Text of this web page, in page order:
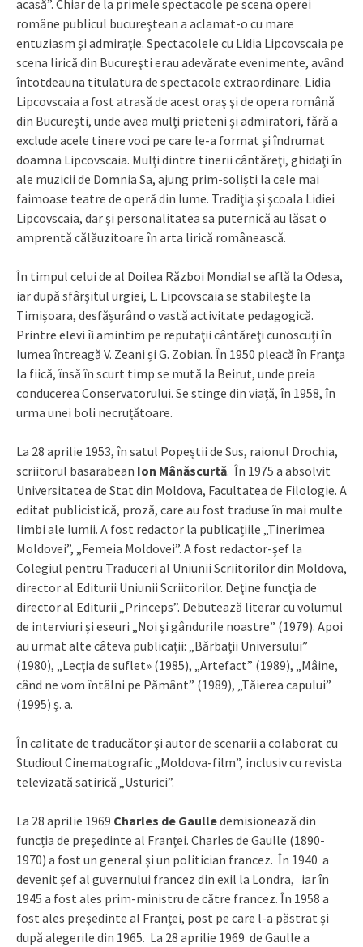
acasă”. Chiar de la primele spectacole pe scena operei
române publicul bucureştean a aclamat-o cu mare
entuziasm şi admiraţie. Spectacolele cu Lidia Lipcovscaia pe
scena lirică din Bucureşti erau adevărate evenimente, având
întotdeauna titulatura de spectacole extraordinare. Lidia
Lipcovscaia a fost atrasă de acest oraş şi de opera română
din Bucureşti, unde avea mulţi prieteni şi admiratori, fără a
exclude acele tinere voci pe care le-a format şi îndrumat
doamna Lipcovscaia. Mulţi dintre tinerii cântăreţi, ghidaţi în
ale muzicii de Domnia Sa, ajung prim-solişti la cele mai
faimoase teatre de operă din lume. Tradiţia şi şcoala Lidiei
Lipcovscaia, dar şi personalitatea sa puternică au lăsat o
amprentă călăuzitoare în arta lirică românească.
În timpul celui de al Doilea Război Mondial se află la Odesa,
iar după sfârșitul urgiei, L. Lipcovscaia se stabilește la
Timișoara, desfășurând o vastă activitate pedagogică.
Printre elevi îi amintim pe reputaţii cântăreţi cunoscuţi în
lumea întreagă V. Zeani și G. Zobian. În 1950 pleacă în Franţa
la fiică, însă în scurt timp se mută la Beirut, unde preia
conducerea Conservatorului. Se stinge din viață, în 1958, în
urma unei boli necruțătoare.
La 28 aprilie 1953, în satul Popeștii de Sus, raionul Drochia,
scriitorul basarabean Ion Mânăscurtă. În 1975 a absolvit
Universitatea de Stat din Moldova, Facultatea de Filologie. A
editat publicistică, proză, care au fost traduse în mai multe
limbi ale lumii. A fost redactor la publicațiile „Tinerimea
Moldovei”, „Femeia Moldovei”. A fost redactor-şef la
Colegiul pentru Traduceri al Uniunii Scriitorilor din Moldova,
director al Editurii Uniunii Scriitorilor. Deţine funcţia de
director al Editurii „Princeps”. Debutează literar cu volumul
de interviuri şi eseuri „Noi şi gândurile noastre” (1979). Apoi
au urmat alte câteva publicaţii: „Bărbaţii Universului”
(1980), „Lecţia de suflet» (1985), „Artefact” (1989), „Mâine,
când ne vom întâlni pe Pământ” (1989), „Tăierea capului”
(1995) ş. a.
În calitate de traducător şi autor de scenarii a colaborat cu
Studioul Cinematografic „Moldova-film”, inclusiv cu revista
televizată satirică „Usturici”.
La 28 aprilie 1969 Charles de Gaulledemisionează din
funcția de preşedinte al Franţei. Charles de Gaulle (1890-
1970) a fost un general și un politician francez. În 1940 a
devenit șef al guvernului francez din exil la Londra, iar în
1945 a fost ales prim-ministru de către francez. În 1958 a
fost ales preşedinte al Franţei, post pe care l-a păstrat și
după alegerile din 1965. La 28 aprilie 1969 de Gaulle a